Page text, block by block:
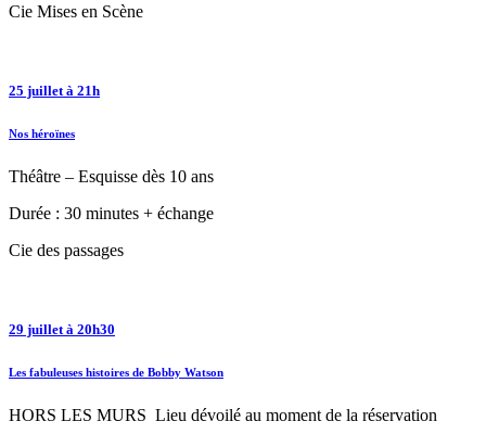
Cie Mises en Scène
25 juillet à 21h
Nos héroïnes
Théâtre – Esquisse dès 10 ans
Durée : 30 minutes + échange
Cie des passages
29 juillet à 20h30
Les fabuleuses histoires de Bobby Watson
HORS LES MURS Lieu dévoilé au moment de la réservation